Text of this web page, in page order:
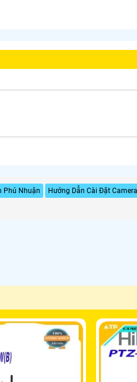
Phú Nhuận Hướng Dẫn Cài Đặt